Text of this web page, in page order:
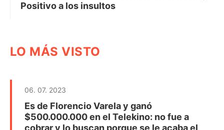
Positivo a los insultos
LO MÁS VISTO
06. 07. 2023
Es de Florencio Varela y ganó
$500.000.000 en el Telekino: no fue a
cobrar y lo buscan porque se le acaba el